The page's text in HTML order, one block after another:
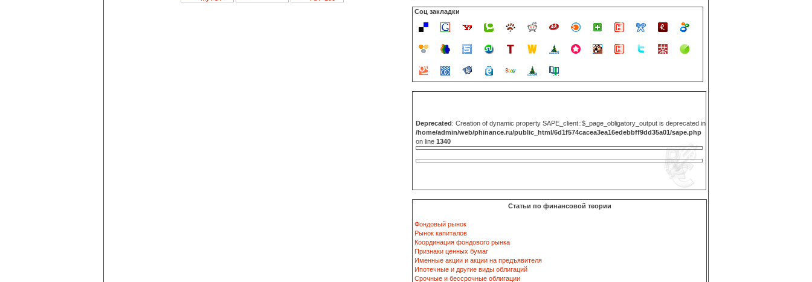
Соц закладки
Deprecated: Creation of dynamic property SAPE_client::$_page_obligatory_output is deprecated in
/home/admin/web/phinance.ru/public_html/6d1f574cacea3ea16edebbff9dd35a01/sape.php
on line 1340
Статьи по финансовой теории
Фондовый рынок
Рынок капиталов
Координация фондового рынка
Признаки ценных бумаг
Именные акции и акции на предъявителя
Ипотечные и другие виды облигаций
Срочные и бессрочные облигации